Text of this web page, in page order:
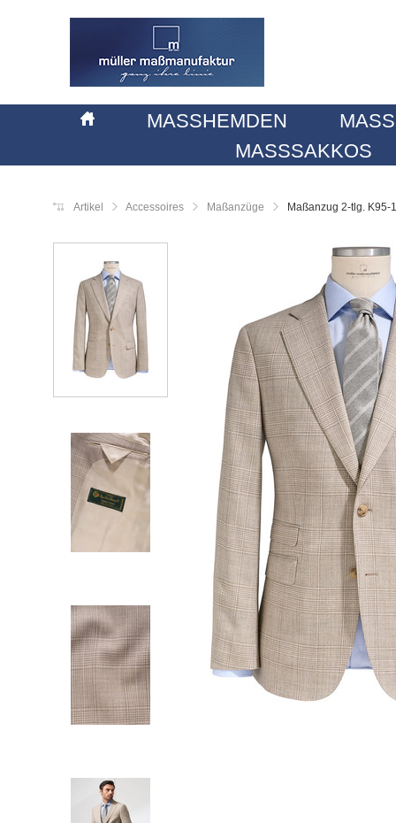
MASSHEMDEN
MASSSAKKOS
Artikel Accessoires Maßanzüge Maßanzug 2-tlg. K95-